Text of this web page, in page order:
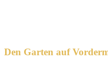
Den Garten auf